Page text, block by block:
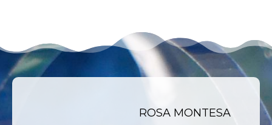
ROSA MONTESA